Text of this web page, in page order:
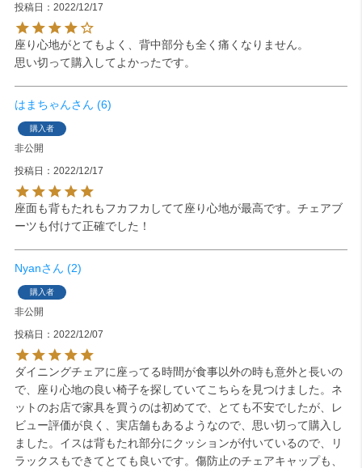
投稿日
2022/12/17
座り心地がとてもよく、背中部分も全く痛くなりません。
思い切って購入してよかったです。
はまちゃん 6
購入者
非公開
投稿日
2022/12/17
座面も背もたれもフカフカしてて座り心地が最高です。チェアブ
ーツも付けて正確でした！
Nyan 2
購入者
非公開
投稿日
2022/12/07
ダイニングチェアに座ってる時間が食事以外の時も意外と長いの
で、座り心地の良い椅子を探していてこちらを見つけました。ネ
ットのお店で家具を買うのは初めてで、とても不安でしたが、レ
ビュー評価が良く、実店舗もあるようなので、思い切って購入し
ました。イスは背もたれ部分にクッションが付いているので、リ
ラックスもできてとても良いです。傷防止のチェアキャップも、